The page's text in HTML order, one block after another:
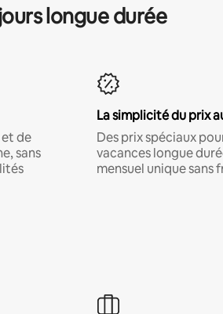
longue durée
de
sans
La simplicité du prix
Des prix spéciaux
vacances longue
mensuel unique sans